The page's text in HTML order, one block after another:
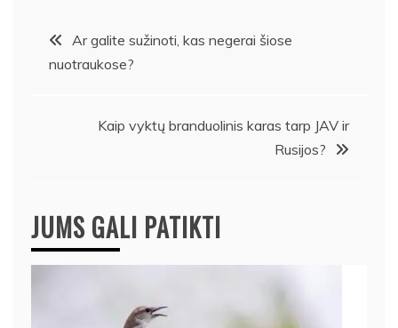
Navigacija
tarp
Ar galite sužinoti, kas negerai šiose
nuotraukose?
Kaip vyktų branduolinis karas tarp JAV ir
Rusijos?
JUMS GALI PATIKTI